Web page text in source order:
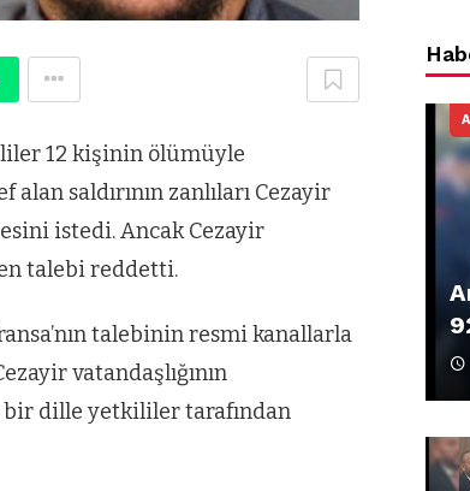
12 kişinin ölümüyle
saldırının zanlıları Cezayir
istedi. Ancak Cezayir
talebi reddetti.
talebinin resmi kanallarla
vatandaşlığının
bir dille yetkililer tarafından